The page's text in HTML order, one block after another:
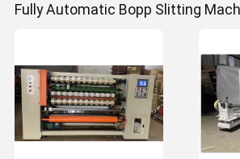
Fully Automatic Bopp Slitting